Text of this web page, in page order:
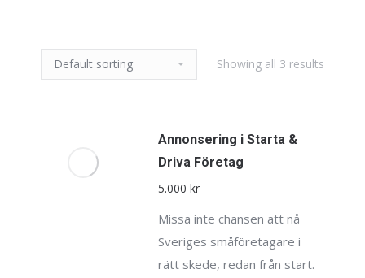
Showing all 3 results
Annonsering i Starta &
Driva Företag
5.000kr
Missa inte chansen att nå
Sveriges småföretagare i
rätt skede, redan från start.